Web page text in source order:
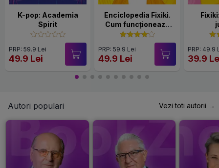
K-pop: Academia
Spirit
PRP: 59.9 Lei
49.9 Lei
Enciclopedia Fixiki.
Cum funcționează
lucrurile
PRP: 59.9 Lei
49.9 Lei
PRP: 49.9
39.9
Autori populari Vezi toti autorii →